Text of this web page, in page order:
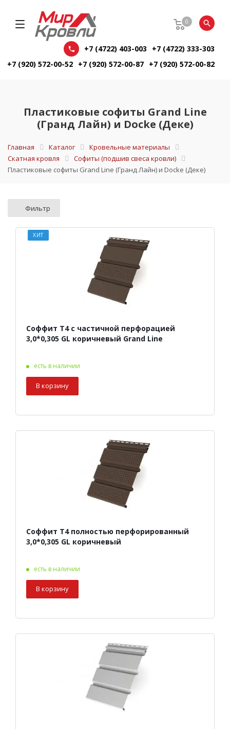
0
+7 (4722) 403-003
+7 (4722) 333-303
+7 (920) 572-00-52 +7 (920) 572-00-87 +7 (920) 572-00-82
Пластиковые софиты Grand Line
(Гранд Лайн) и Docke (Деке)
Главная Каталог
Кровельные материалы
Скатная кровля
Софиты (подшив свеса кровли)
Пластиковые софиты Grand Line (Гранд Лайн) и Docke (Деке)
Фильтр
ХИТ
Соффит Т4 с частичной перфорацией
3,0*0,305 GL коричневый Grand Line
есть в наличии
В корзину
Соффит Т4 полностью перфорированный
3,0*0,305 GL коричневый
есть в наличии
В корзину